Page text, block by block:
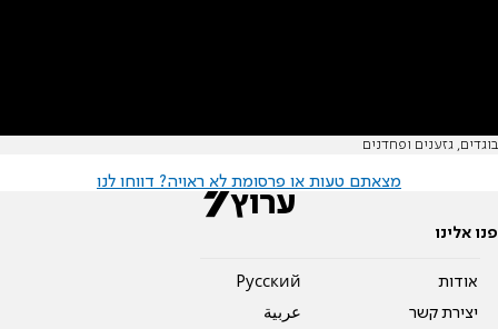
בוגדים, גזענים ופחדנים
מצאתם טעות או פרסומת לא ראויה? דווחו לנו
פנו אלינו
אודות
יצירת קשר
Pусский
عربية